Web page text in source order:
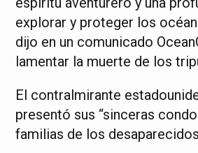
explorar y proteger los
dijo en un comunicado
lamentar la muerte de los
El contralmirante
presentó sus “sinceras
familias de los